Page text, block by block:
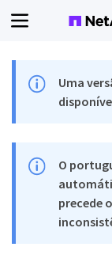
Uma
O
precede